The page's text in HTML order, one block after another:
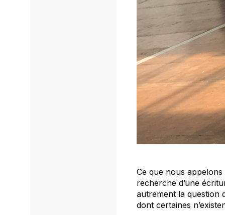
Ce que nous
recherche d’une
autrement la question
dont certaines